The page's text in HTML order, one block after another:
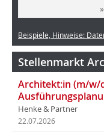
Beispiele, Hinweise:
Stellenmarkt
Architekt:in (m/
Henke & Partner
22.07.2026